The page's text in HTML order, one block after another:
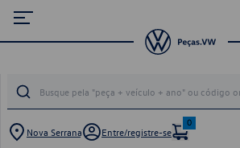
Nova Serrana Entre/registre-se
0